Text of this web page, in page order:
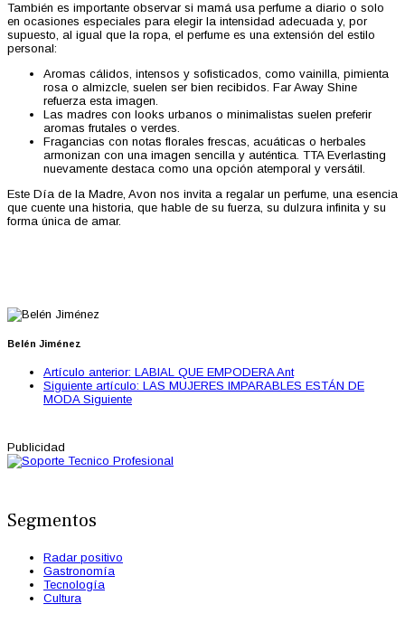
También es importante observar si mamá usa perfume a diario o solo
en ocasiones especiales para elegir la intensidad adecuada y, por
supuesto, al igual que la ropa, el perfume es una extensión del estilo
personal:
Aromas cálidos, intensos y sofisticados, como vainilla, pimienta
rosa o almizcle, suelen ser bien recibidos. Far Away Shine
refuerza esta imagen.
Las madres con looks urbanos o minimalistas suelen preferir
aromas frutales o verdes.
Fragancias con notas florales frescas, acuáticas o herbales
armonizan con una imagen sencilla y auténtica. TTA Everlasting
nuevamente destaca como una opción atemporal y versátil.
Este Día de la Madre, Avon nos invita a regalar un perfume, una esencia
que cuente una historia, que hable de su fuerza, su dulzura infinita y su
forma única de amar.
Belén Jiménez
Artículo anterior: LABIAL QUE EMPODERAAnt
Siguiente artículo: LAS MUJERES IMPARABLES ESTÁN DE
MODA Siguiente
Publicidad
Segmentos
Radar positivo
Gastronomía
Tecnología
Cultura